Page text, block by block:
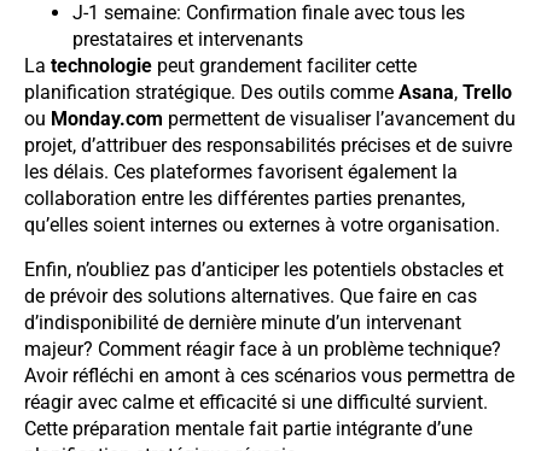
J-1 semaine: Confirmation finale avec tous les
prestataires et intervenants
La technologie peut grandement faciliter cette
planification stratégique. Des outils comme Asana, Trello
ou Monday.com permettent de visualiser l’avancement du
projet, d’attribuer des responsabilités précises et de suivre
les délais. Ces plateformes favorisent également la
collaboration entre les différentes parties prenantes,
qu’elles soient internes ou externes à votre organisation.
Enfin, n’oubliez pas d’anticiper les potentiels obstacles et
de prévoir des solutions alternatives. Que faire en cas
d’indisponibilité de dernière minute d’un intervenant
majeur? Comment réagir face à un problème technique?
Avoir réfléchi en amont à ces scénarios vous permettra de
réagir avec calme et efficacité si une difficulté survient.
Cette préparation mentale fait partie intégrante d’une